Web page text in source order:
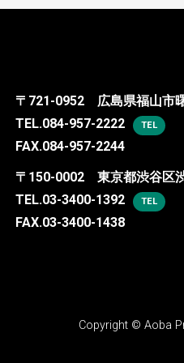
〒721-0952 広島県福山市
TEL.084-957-2222 TEL
FAX.084-957-2244
〒150-0002 東京都渋谷区
TEL.03-3400-1392 TEL
FAX.03-3400-1438
Copyright © Aoba